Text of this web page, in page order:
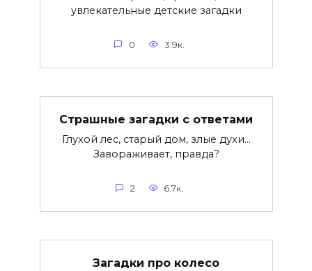
увлекательные детские загадки
0 3.9к.
Страшные загадки с ответами
Глухой лес, старый дом, злые духи…
Завораживает, правда?
2 6.7к.
Загадки про колесо